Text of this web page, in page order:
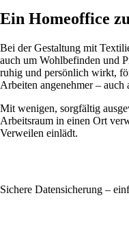
Ein Homeoffice
Bei der Gestaltung mit
auch um Wohlbefinden und
ruhig und persönlich wirkt,
Arbeiten angenehmer – auch
Mit wenigen, sorgfältig
Arbeitsraum in einen Ort
Verweilen einlädt.
Sichere Datensicherung –